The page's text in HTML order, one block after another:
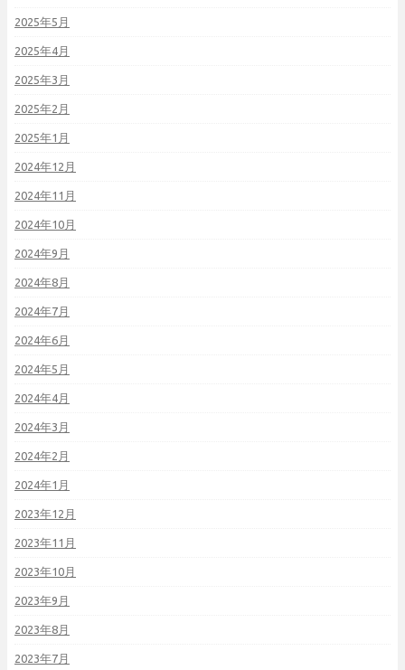
2025年5月
2025年4月
2025年3月
2025年2月
2025年1月
2024年12月
2024年11月
2024年10月
2024年9月
2024年8月
2024年7月
2024年6月
2024年5月
2024年4月
2024年3月
2024年2月
2024年1月
2023年12月
2023年11月
2023年10月
2023年9月
2023年8月
2023年7月